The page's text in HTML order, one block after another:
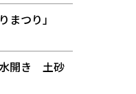
まつり」
水開き 土砂